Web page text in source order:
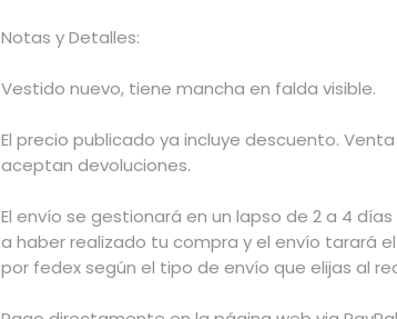
Notas y Detalles:
Vestido nuevo, tiene mancha en falda visible.
El precio publicado ya incluye descuento. Venta
aceptan devoluciones.
El envío se gestionará en un lapso de 2 a 4
a haber realizado tu compra y el envío tarará
por fedex según el tipo de envío que elijas al